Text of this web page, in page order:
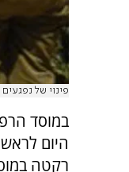
פינוי של
במוסד
היום
רקטה